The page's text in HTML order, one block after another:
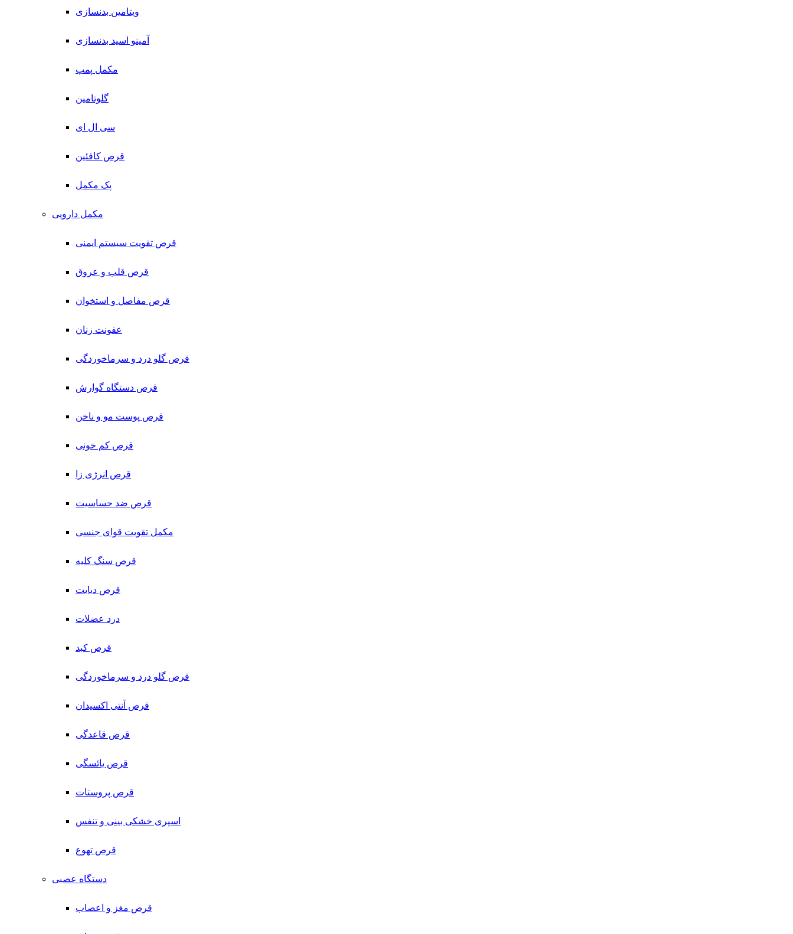
ویتامین بدنسازی
آمینو اسید بدنسازی
مکمل پمپ
گلوتامین
سی ال ای
قرص کافئین
پک مکمل
مکمل دارویی
قرص تقویت سیستم ایمنی
قرص قلب و عروق
قرص مفاصل و استخوان
عفونت زنان
قرص گلو درد و سرماخوردگی
قرص دستگاه گوارش
قرص پوست مو و ناخن
قرص کم خونی
قرص انرژی زا
قرص ضد حساسیت
مکمل تقویت قوای جنسی
قرص سنگ کلیه
قرص دیابت
درد عضلات
قرص کبد
قرص گلو درد و سرماخوردگی
قرص آنتی اکسیدان
قرص قاعدگی
قرص یائسگی
قرص پروستات
اسپری خشکی بینی و تنفس
قرص تهوع
دستگاه عصبی
قرص مغز و اعصاب